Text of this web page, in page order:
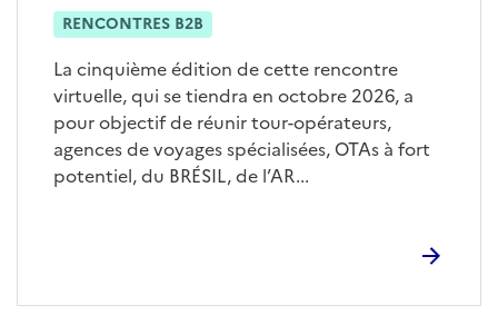
RENCONTRES B2B
La cinquième édition de cette rencontre
virtuelle, qui se tiendra en octobre 2026, a
pour objectif de réunir tour-opérateurs,
agences de voyages spécialisées, OTAs à fort
potentiel, du BRÉSIL, de l’AR...